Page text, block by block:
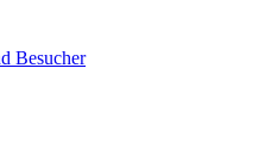
Besucher